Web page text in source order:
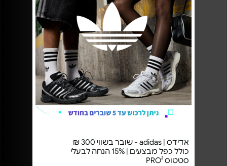
אדידס | adidas - שובר בשווי 300 ₪
כולל כפל מבצעים | 15% הנחה לבעלי
סטטוס PRO²